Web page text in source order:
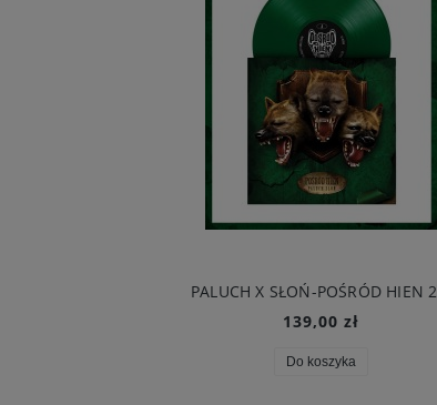
139,00 zł
Do koszyka